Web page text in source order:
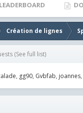
LEADERBOARD
Création de lignes
(See full list)
gg90 Gvbfab joannes